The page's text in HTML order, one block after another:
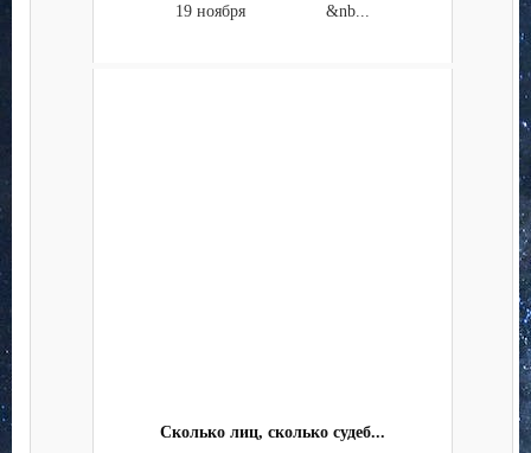
19 ноября &nb...
Сколько лиц, сколько судеб...